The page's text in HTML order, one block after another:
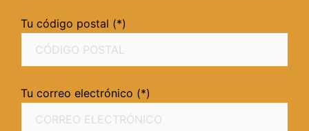
Tu código postal (*)
Tu correo electrónico (*)